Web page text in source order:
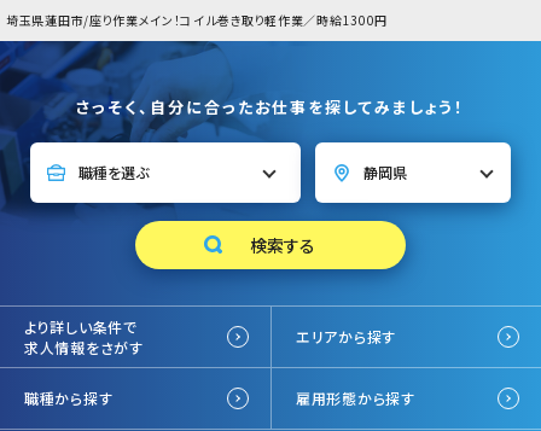
埼玉県蓮田市/座り作業メイン！コイル巻き取り軽作業／時給1300円
さっそく、自分に合ったお仕事を探してみましょう！
より詳しい条件で
求人情報をさがす
エリアから探す
職種から探す 雇用形態から探す